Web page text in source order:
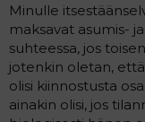
t
a
j
a
Minulle
maksavat asumis-
suhteessa, jos
jotenkin oletan,
olisi kiinnostusta
ainakin olisi, jos